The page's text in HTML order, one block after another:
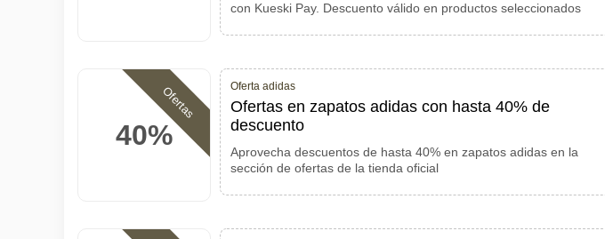
con Kueski Pay. Descuento válido en productos seleccionados
40%
Ofertas Oferta adidas
Ofertas en zapatos adidas con hasta 40% de
descuento
Aprovecha descuentos de hasta 40% en zapatos adidas en la
sección de ofertas de la tienda oficial